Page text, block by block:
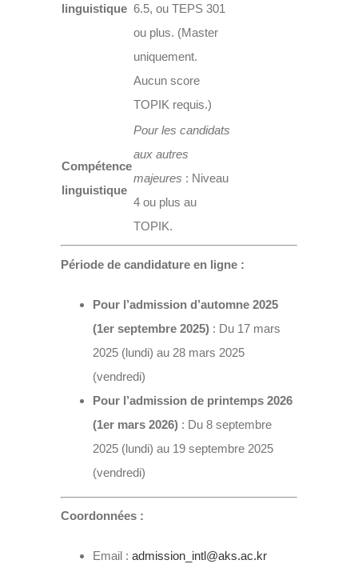
linguistique 6.5, ou TEPS 301
ou plus. (Master
uniquement.
Aucun score
TOPIK requis.)
Compétence
linguistique
Pour les candidats
aux autres
majeures : Niveau
4 ou plus au
TOPIK.
Période de candidature en ligne :
Pour l’admission d’automne 2025
(1er septembre 2025) : Du 17 mars
2025 (lundi) au 28 mars 2025
(vendredi)
Pour l’admission de printemps 2026
(1er mars 2026) : Du 8 septembre
2025 (lundi) au 19 septembre 2025
(vendredi)
Coordonnées :
Email :admission_intl@aks.ac.kr